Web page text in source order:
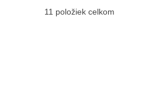
11 položiek celkom